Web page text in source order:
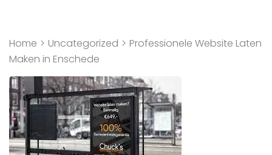
Home > Uncategorized > Professionele Website Laten
Maken in Enschede